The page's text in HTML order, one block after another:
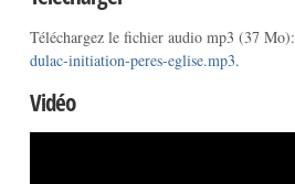
Téléchargez le fichier audio mp3 (37 Mo):
dulac-initiation-peres-eglise.mp3.
Vidéo